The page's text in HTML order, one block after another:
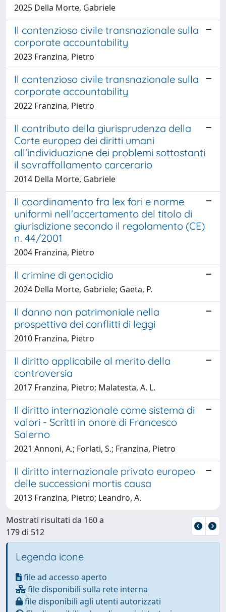
2025 Della Morte, Gabriele
Il contenzioso civile transnazionale sulla
corporate accountability
2023 Franzina, Pietro
Il contenzioso civile transnazionale sulla
corporate accountability
2022 Franzina, Pietro
Il contributo della giurisprudenza della
Corte europea dei diritti umani
all'individuazione dei problemi sottostanti
il sovraffollamento carcerario
2014 Della Morte, Gabriele
Il coordinamento fra lex fori e norme
uniformi nell'accertamento del titolo di
giurisdizione secondo il regolamento (CE)
n. 44/2001
2004 Franzina, Pietro
Il crimine di genocidio
2024 Della Morte, Gabriele; Gaeta, P.
Il danno non patrimoniale nella
prospettiva dei conflitti di leggi
2010 Franzina, Pietro
Il diritto applicabile al merito della
controversia
2017 Franzina, Pietro; Malatesta, A. L.
Il diritto internazionale come sistema di
valori - Scritti in onore di Francesco
Salerno
2021 Annoni, A.; Forlati, S.; Franzina, Pietro
Il diritto internazionale privato europeo
delle successioni mortis causa
2013 Franzina, Pietro; Leandro, A.
Mostrati risultati da 160 a
179 di 512
Legenda icone
file ad accesso aperto
file disponibili sulla rete interna
file disponibili agli utenti autorizzati